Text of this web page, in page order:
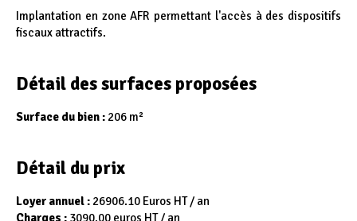
Implantation en zone AFR permettant l'accès à des dispositifs
fiscaux attractifs.
Détail des surfaces proposées
Surface du bien : 206 m²
Détail du prix
Loyer annuel : 26906.10 Euros HT / an
Charges : 3090.00 euros HT / an